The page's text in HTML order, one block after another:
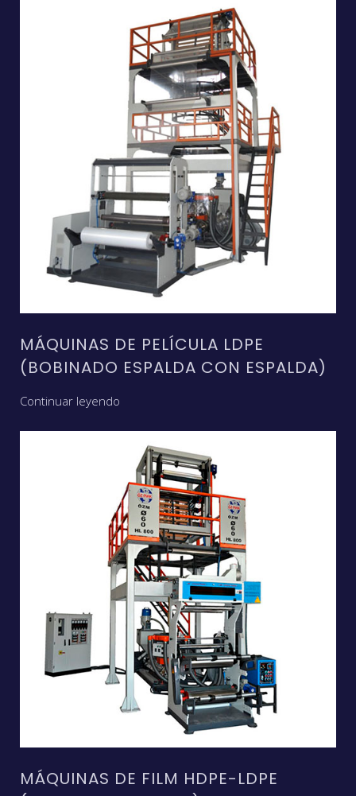
MÁQUINAS DE PELÍCULA LDPE
(BOBINADO ESPALDA CON ESPALDA)
Continuar leyendo
MÁQUINAS DE FILM HDPE-LDPE